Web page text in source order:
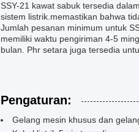
SSY-21 kawat sabuk tersedia
sistem listrik.memastikan bahwa
Jumlah pesanan minimum untuk
memiliki waktu pengiriman 4-5
bulan. Phr setara juga tersedia
Pengaturan:
Gelang mesin khusus dan